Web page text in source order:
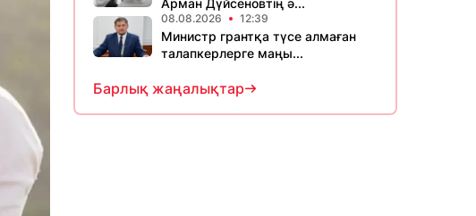
Арман Дүйсеновтің ә...
08.08.2026 12:39
Министр грантқа түсе алмаған
талапкерлерге маңы...
Барлық жаңалықтар